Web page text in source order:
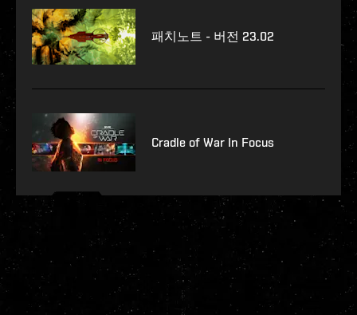
패치노트 - 버전 23.02
Cradle of War In Focus